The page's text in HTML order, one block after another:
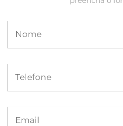
Nome
Telefone
Email